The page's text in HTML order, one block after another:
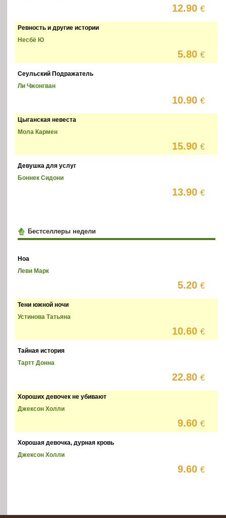
12.90€
Ревность и другие истории
Несбё Ю
5.80€
Сеульский Подражатель
Ли Чжонгван
10.90€
Цыганская невеста
Мола Кармен
15.90€
Девушка для услуг
Боннек Сидони
13.90€
Бестселлеры недели
Ноа
Леви Марк
5.20€
Тени южной ночи
Устинова Татьяна
10.60€
Тайная история
Тартт Донна
22.80€
Хороших девочек не убивают
Джексон Холли
9.60€
Хорошая девочка, дурная кровь
Джексон Холли
9.60€